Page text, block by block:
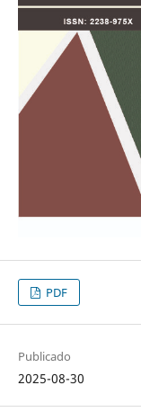
PDF
Publicado
2025-08-30